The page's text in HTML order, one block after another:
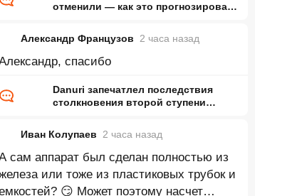
отменили — как это прогнозировал
Александр Французов
2 часа назад
спасибо
Danuri запечатлел последствия
столкновения второй ступени
Иван Колупаев
2 часа назад
сам аппарат был сделан полностью из
или тоже из пластиковых трубок и
😏 Может поэтому насчет